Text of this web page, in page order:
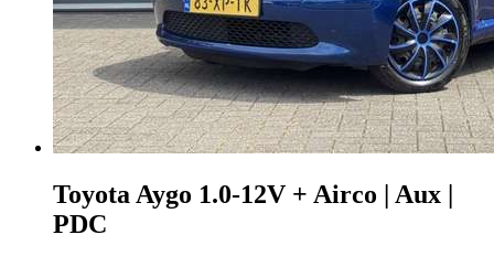
Toyota Aygo 1.0-12V + Airco | Aux |
PDC